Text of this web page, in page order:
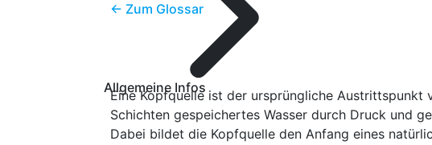
Allgemeine Infos
← Zum Glossar
Eine Kopfquelle ist der ursprüngliche Austrittspunkt
Schichten gespeichertes Wasser durch Druck und
Dabei bildet die Kopfquelle den Anfang eines